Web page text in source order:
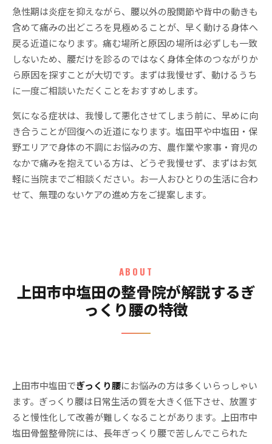
急性期は炎症を抑えながら、腰以外の股関節や背中の動きも
含めて痛みの出どころを見極めることが、早く動ける身体へ
戻る近道になります。痛む場所と原因の場所は必ずしも一致
しないため、腰だけを診るのではなく身体全体のつながりか
ら原因を探すことが大切です。まずは我慢せず、動けるうち
に一度ご相談いただくことをおすすめします。
気になる症状は、我慢して悪化させてしまう前に、早めに向
き合うことが回復への近道になります。塩田平や中塩田・保
野エリアで身体の不調にお悩みの方、農作業や家事・育児の
なかで痛みを抱えている方は、どうぞ我慢せず、まずはお気
軽に当院までご相談ください。お一人おひとりの生活に合わ
せて、無理のないケアの進め方をご提案します。
ABOUT
上田市中塩田の整骨院が解説するぎ
っくり腰の特徴
上田市中塩田でぎっくり腰にお悩みの方は多くいらっしゃい
ます。ぎっくり腰は日常生活の質を大きく低下させ、放置す
ると慢性化して改善が難しくなることがあります。上田市中
塩田骨盤整骨院には、長年ぎっくり腰で苦しんでこられた